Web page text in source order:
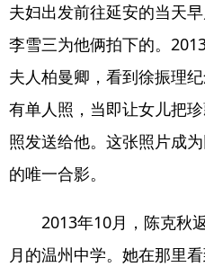
夫妇出发前往延安的当天
李雪三为他俩拍下的。
夫人柏曼卿，看到徐振理
有单人照，当即让女儿把
照发送给他。这张照片成
的唯一合影。
2013年10月，陈克秋
月的温州中学。她在那里